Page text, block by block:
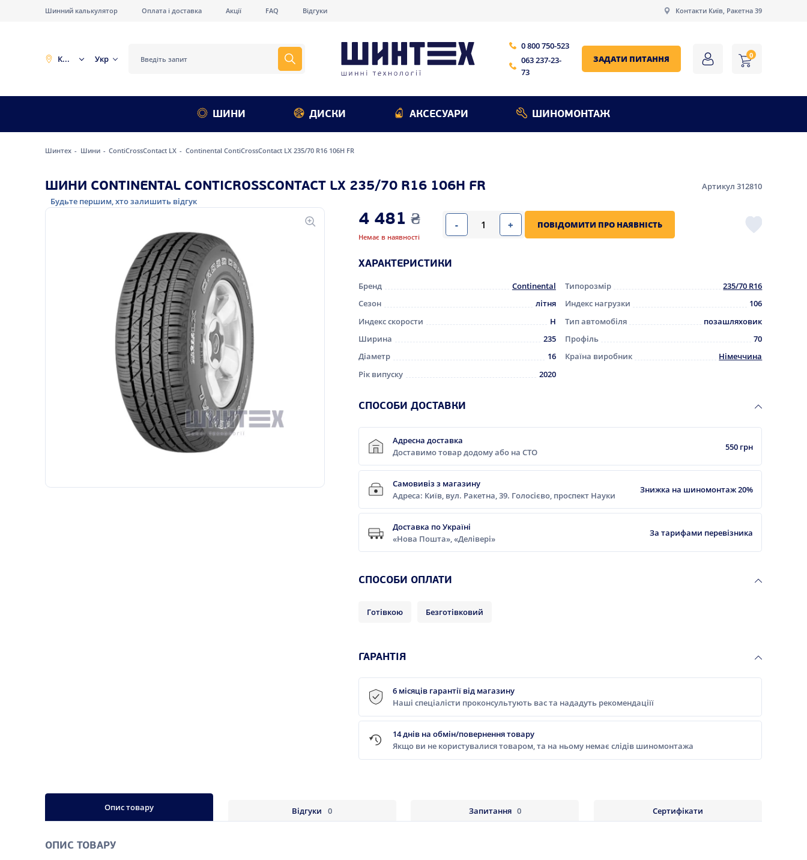
Шинний калькулятор Оплата і доставка Акції FAQ Відгуки Контакти Київ, Ракетна 39
Київ Укр
0 800 750-523
063 237-23-
73
ЗАДАТИ ПИТАННЯ 0
ШИНИ ДИСКИ АКСЕСУАРИ ШИНОМОНТАЖ
Шинтех Шини ContiCrossContact LX Continental ContiCrossContact LX 235/70 R16 106H FR
ШИНИ CONTINENTAL CONTICROSSCONTACT LX 235/70 R16 106H FR
Артикул 312810
Будьте першим, хто залишить відгук
4 481 ₴
Немає в наявності
- + ПОВІДОМИТИ ПРО НАЯВНІСТЬ
ХАРАКТЕРИСТИКИ
Бренд Continental Типорозмір
235/70 R16
Сезон
літня Индекс нагрузки
106
Индекс скорости
H Тип автомобіля
позашляховик
Ширина
235 Профіль
70
Діаметр
16 Країна виробник
Німеччина
Рік випуску
2020
СПОСОБИ ДОСТАВКИ
Адресна доставка
Доставимо товар додому або на СТО
550 грн
Самовивіз з магазину
Адреса: Київ, вул. Ракетна, 39. Голосієво, проспект Науки
Знижка на шиномонтаж 20%
Доставка по Україні
«Нова Пошта», «Делівері»
За тарифами перевізника
СПОСОБИ ОПЛАТИ
Готівкою Безготівковий
ГАРАНТІЯ
6 місяців гарантії від магазину
Наші спеціалісти проконсультують вас та нададуть рекомендаціїї
14 днів на обмін/повернення товару
Якщо ви не користувалися товаром, та на ньому немає слідів шиномонтажа
Опис товару Відгуки 0 Запитання 0 Сертифікати
ОПИС ТОВАРУ